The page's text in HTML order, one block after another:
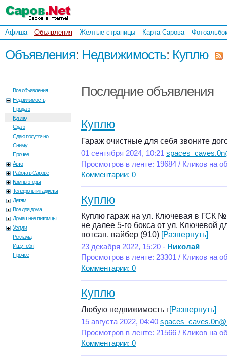
Афиша Объявления Желтые страницы Карта Сарова
Объявления: Недвижимость: Куплю
Все объявления
Недвижимость
Продаю
Куплю
Сдаю
Сдаю посуточно
Сниму
Прочее
Авто
Работа в Сарове
Компьютеры
Телефоны и гаджеты
Детям
Все для дома
Домашние питомцы
Услуги
Реклама
Ищу тебя!
Прочее
Последние объявления
Куплю
Гараж очистные для себя звоните
01 сентября 2024, 10:21
Просмотров в ленте: 19684 / Кликов на
Комментарии: 0
Куплю
Куплю гараж на ул. Ключевая в ГСК
не далее 5-го бокса от ул. Ключевой
вотсап, вайбер (910) [Развернуть]
23 декабря 2022, 15:20 - Николай
Просмотров в ленте: 23301 / Кликов на
Комментарии: 0
Куплю
Любую недвижимость г[Развернуть]
15 августа 2022, 04:40
Просмотров в ленте: 21566 / Кликов на
Комментарии: 0